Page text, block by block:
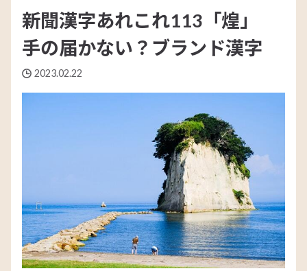
新聞漢字あれこれ113「煌」
手の届かない？ブランド漢字
2023.02.22